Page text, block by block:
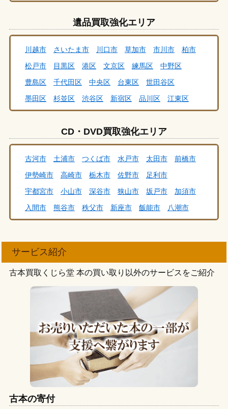
さいたま市桜区
さいたま市南区
さいたま市浦和区
さいたま市岩槻区
さいたま市見沼区
秩父市
本庄市
飯能市 杉戸町 行田市 伊奈町
吉川市
幸手市
白岡市 三郷市 八潮市 和光市
蕨市
所沢市
戸田市 新座市 蓮田市
富士見市
ふじみ野市
越谷市 さいたま市 坂戸市
志木市
川越市
春日部市 朝霞市 上尾市
我孫子市
武蔵野市武蔵境
武蔵野市吉祥寺
港区六本木
港区白金台
豊島区駒込
豊島区池袋
千代田区飯田橋
世田谷区三軒茶屋
墨田区両国
墨田区錦糸町
杉並区浜田山
杉並区高井戸
杉並区高円寺
杉並区荻窪
渋谷区代々木
渋谷区代官山
渋谷区千駄ヶ谷
渋谷区松濤
渋谷区恵比寿
品川区五反田
品川区大崎
品川区大井町
大田区田園調布
大田区大森
足立区北千住
遺品買取強化エリア
川越市 さいたま市 川口市 草加市 市川市
柏市
松戸市
目黒区 港区 文京区 練馬区
中野区
豊島区
千代田区 中央区 台東区
世田谷区
墨田区
杉並区 渋谷区 新宿区 品川区
江東区
CD・DVD買取強化エリア
古河市 土浦市 つくば市 水戸市 太田市
前橋市
伊勢崎市
高崎市 栃木市 佐野市
足利市
宇都宮市
小山市 深谷市 狭山市 坂戸市
加須市
入間市
熊谷市 秩父市 新座市 飯能市
八潮市
草加市
戸田市 さいたま市 川口市
八千代市
野田市
佐倉市
市原市
我孫子市 船橋市 流山市 松戸市
千葉市
柏市
市川市 稲城市 多摩市
国立市
国分寺市 立川市
日野市
武蔵野市 三鷹市 西東京市
調布市
目黒区
港区 文京区 府中市 八王子市
練馬区
中野区 千代田区 中央区 台東区
杉並区
新宿区 渋谷区 品川区 江東区
足立区
荒川区 板橋区 大田区 葛飾区
サービス紹介
古本買取くじら堂 本の買い取り以外のサービスをご紹介
古本の寄付